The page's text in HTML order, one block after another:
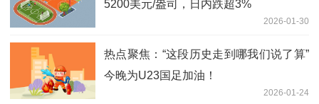
5200美元/盎司，日内跌超3%
2026-01-30
热点聚焦：“这段历史走到哪我们说了算”
今晚为U23国足加油！
2026-01-24